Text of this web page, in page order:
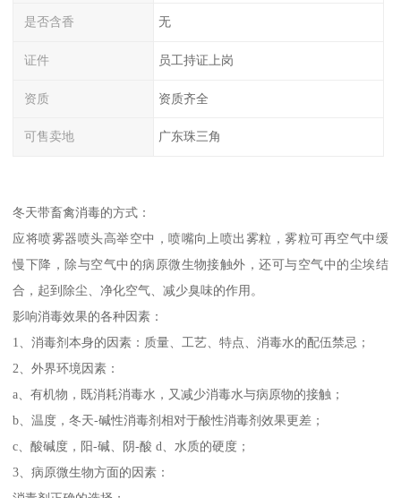
是否含香 无
证件 员工持证上岗
资质 资质齐全
可售卖地 广东珠三角
冬天带畜禽消毒的方式：
应将喷雾器喷头高举空中，喷嘴向上喷出雾粒，雾粒可再空气中缓
慢下降，除与空气中的病原微生物接触外，还可与空气中的尘埃结
合，起到除尘、净化空气、减少臭味的作用。
影响消毒效果的各种因素：
1、消毒剂本身的因素：质量、工艺、特点、消毒水的配伍禁忌；
2、外界环境因素：
a、有机物，既消耗消毒水，又减少消毒水与病原物的接触；
b、温度，冬天-碱性消毒剂相对于酸性消毒剂效果更差；
c、酸碱度，阳-碱、阴-酸 d、水质的硬度；
3、病原微生物方面的因素：